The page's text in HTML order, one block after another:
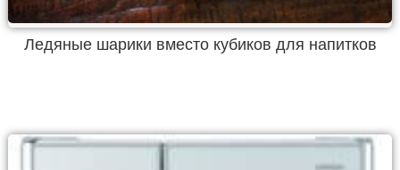
Ледяные шарики вместо кубиков для напитков